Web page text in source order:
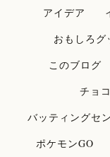
アイデア
おもしろグ
このブログ
チョ
バッティングセ
ポケモンGO